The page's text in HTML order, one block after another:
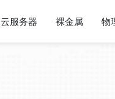
云服务器 裸金属 物